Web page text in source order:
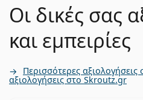
Οι δικές σας
και εμπειρίες
Περισσότερες
αξιολογήσεις στο Skroutz.gr